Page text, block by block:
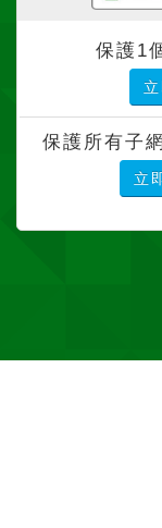
保護1
保護所有子
立